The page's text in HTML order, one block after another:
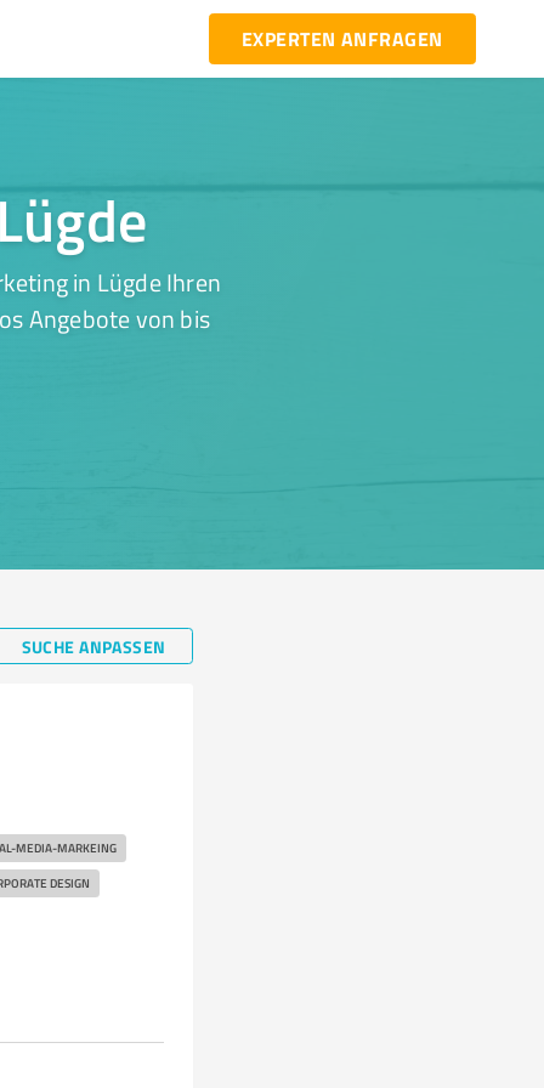
EXPERTEN ANFRAGEN
in Lügde Ihren
Angebote von bis
SUCHE ANPASSEN
MEDIA-MARKEING
DESIGN